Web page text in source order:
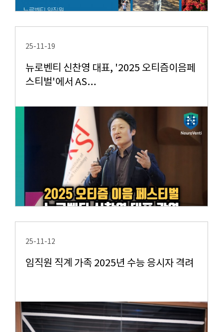
25-11-19
뉴로벤티 신찬영 대표, '2025 오티즘이음페
스티벌'에서 AS…
25-11-12
임직원 직계 가족 2025년 수능 응시자 격려